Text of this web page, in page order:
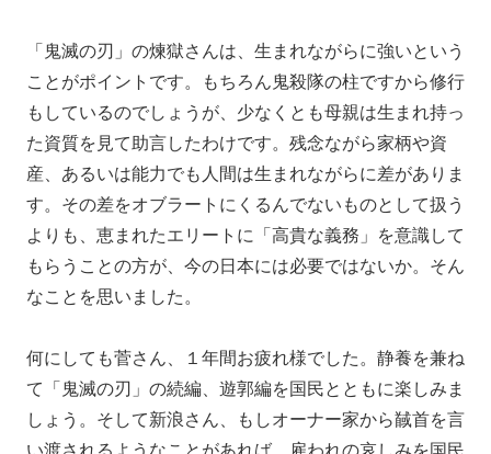
「鬼滅の刃」の煉獄さんは、生まれながらに強いという
ことがポイントです。もちろん鬼殺隊の柱ですから修行
もしているのでしょうが、少なくとも母親は生まれ持っ
た資質を見て助言したわけです。残念ながら家柄や資
産、あるいは能力でも人間は生まれながらに差がありま
す。その差をオブラートにくるんでないものとして扱う
よりも、恵まれたエリートに「高貴な義務」を意識して
もらうことの方が、今の日本には必要ではないか。そん
なことを思いました。
何にしても菅さん、１年間お疲れ様でした。静養を兼ね
て「鬼滅の刃」の続編、遊郭編を国民とともに楽しみま
しょう。そして新浪さん、もしオーナー家から馘首を言